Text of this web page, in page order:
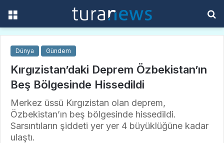
Dünya Gündem
Kırgızistan’daki Deprem Özbekistan’ın
Beş Bölgesinde Hissedildi
Merkez üssü Kırgızistan olan deprem,
Özbekistan’ın beş bölgesinde hissedildi.
Sarsıntıların şiddeti yer yer 4 büyüklüğüne kadar
ulaştı.